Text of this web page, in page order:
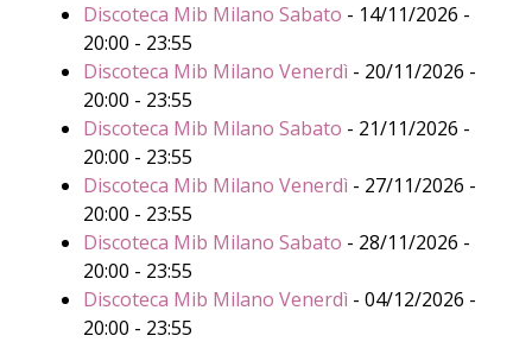
Discoteca Mib Milano Sabato - 14/11/2026 -
20:00 - 23:55
Discoteca Mib Milano Venerdì - 20/11/2026 -
20:00 - 23:55
Discoteca Mib Milano Sabato - 21/11/2026 -
20:00 - 23:55
Discoteca Mib Milano Venerdì - 27/11/2026 -
20:00 - 23:55
Discoteca Mib Milano Sabato - 28/11/2026 -
20:00 - 23:55
Discoteca Mib Milano Venerdì - 04/12/2026 -
20:00 - 23:55